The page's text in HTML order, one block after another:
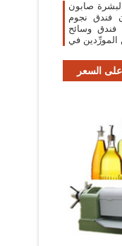
صابون
فندق نجوم
السعودية /2015 أقل فندق وسائح
السعر